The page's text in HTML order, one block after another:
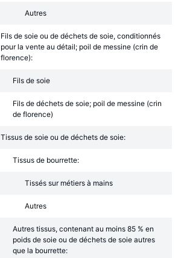
Autres
Fils de soie ou de déchets de soie, conditionnés
pour la vente au détail; poil de messine (crin de
florence):
Fils de soie
Fils de déchets de soie; poil de messine (crin
de florence)
Tissus de soie ou de déchets de soie:
Tissus de bourrette:
Tissés sur métiers à mains
Autres
Autres tissus, contenant au moins 85 % en
poids de soie ou de déchets de soie autres
que la bourrette: